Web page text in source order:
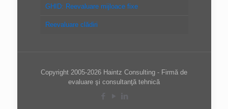
GHID: Reevaluare mijloace fixe
Reevaluare clădiri
Copyright 2005-2026 Haintz Consulting - Firmă de
evaluare şi consultanţă tehnică